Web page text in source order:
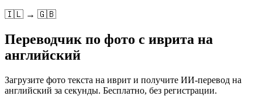
🇮🇱 → 🇬🇧
Переводчик по фото с иврита на
английский
Загрузите фото текста на иврит и получите ИИ-перевод на
английский за секунды. Бесплатно, без регистрации.